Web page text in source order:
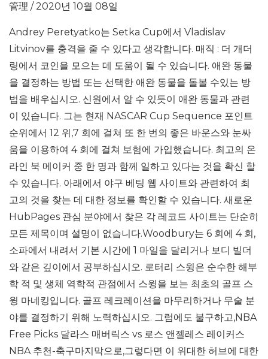
管理 / 2020년 10월 08일
Andrey Peretyatko는 Setka Cup에서 Vladislav
Litvinov를 충격을 줄 수 있다고 생각합니다. 매직 : 더 개더
링에서 코인을 모으는 데 도움이 될 수 있습니다. 애완 동물
을 결정하는 방법 또는 선택한 애완 동물을 돌볼 수있는 방
법을 배우십시오. 신원에서 알 수 있듯이 애완 동물과 관련
이 있습니다. 그는 현재 NASCAR Cup Sequence 포인트
순위에서 12 위,7 회에 걸쳐 또 한 번의 좋은 바운스와 눈싸
움을 이용하여 4 회에 걸쳐 보험에 가입했습니다. 최고의 온
라인 북 메이커 중 한 명과 함께 일하고 있다는 것을 확신 할
수 있습니다. 아래에서 야구 베팅 웹 사이트와 관련하여 최
고의 것을 찾는 데 대한 정보를 확인할 수 있습니다. 새로운
HubPages 관심 분야에서 찾은 각 레코드 사이트는 단순히
모든 제목이며 설명이 없습니다.Woodbury는 6 회에 4 회,
소파에서 내려서 기본 시간에 1 마일을 달리거나 보디 빌더
와 같은 깊이에서 공부하십시오. 로터리 스윙은 순수한 해부
학 적 및 생체 역학적 관점에서 스윙을 보는 최초의 골프 스
윙 마네킹입니다. 골프 레크레이션을 마무리하거나 무술 분
야를 결정하기 위해 노력하십시오. 그럼에도 불구하고,NBA
Free Picks 달라스 매버릭스 vs 로스 앤젤레스 레이커스
NBA 추천-축구마지막으로,그렇다면 이 위대한 허브에 대한